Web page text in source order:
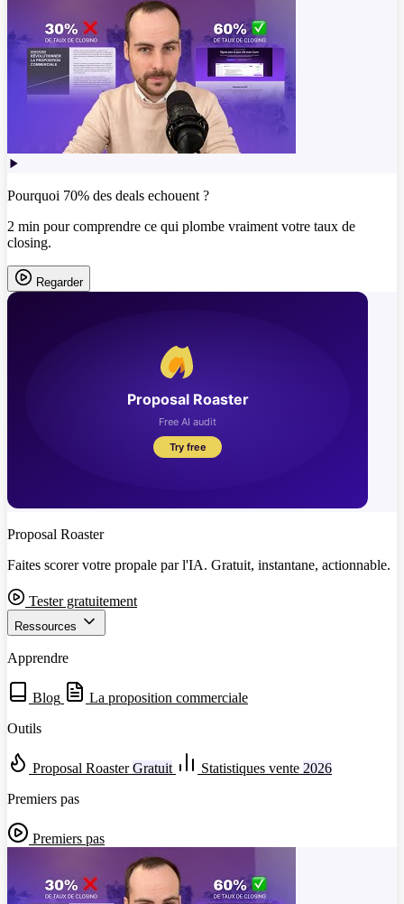
Pourquoi 70% des deals echouent ?
2 min pour comprendre ce qui plombe vraiment votre taux de
closing.
Regarder
Proposal Roaster
Faites scorer votre propale par l'IA. Gratuit, instantane, actionnable.
Tester gratuitement
Ressources
Apprendre
Blog
La proposition commerciale
Outils
Proposal Roaster Gratuit Statistiques vente 2026
Premiers pas
Premiers pas